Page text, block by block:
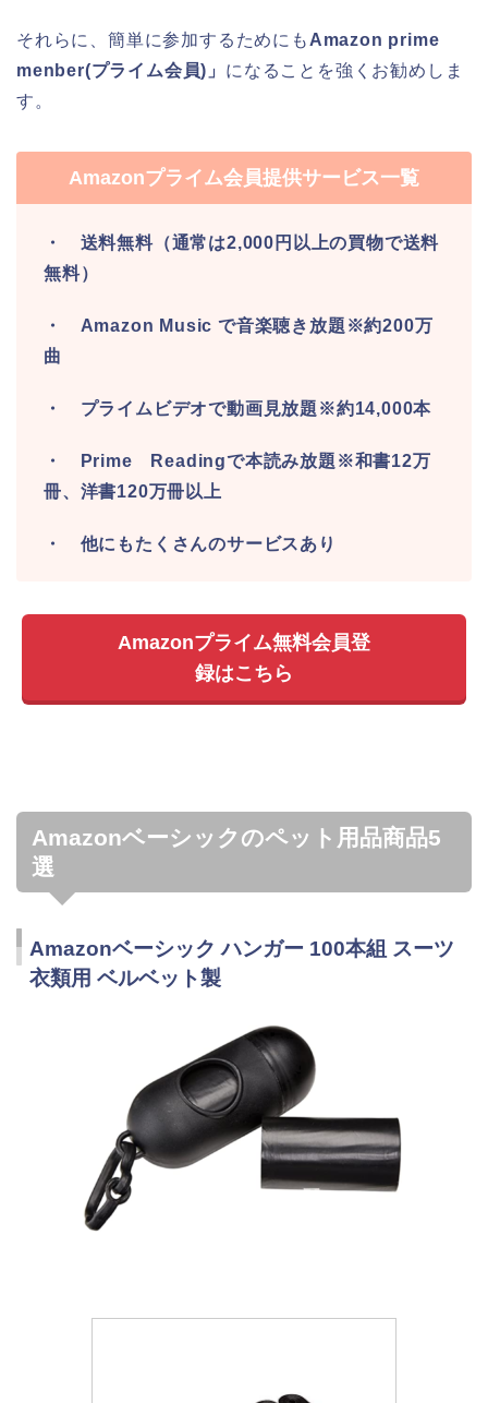
それらに、簡単に参加するためにも Amazon prime
menber(プライム会員)」 になることを強くお勧めしま
す。
Amazonプライム会員提供サービス一覧
・ 送料無料（通常は2,000円以上の買物で送料
無料）
・ Amazon Music で音楽聴き放題※約200万
曲
・ プライムビデオで動画見放題※約14,000本
・ Prime Readingで本読み放題※和書12万
冊、洋書120万冊以上
・ 他にもたくさんのサービスあり
Amazonプライム無料会員登
録はこちら
Amazonベーシックのペット用品商品5
選
Amazonベーシック ハンガー 100本組 スーツ
衣類用 ベルベット製